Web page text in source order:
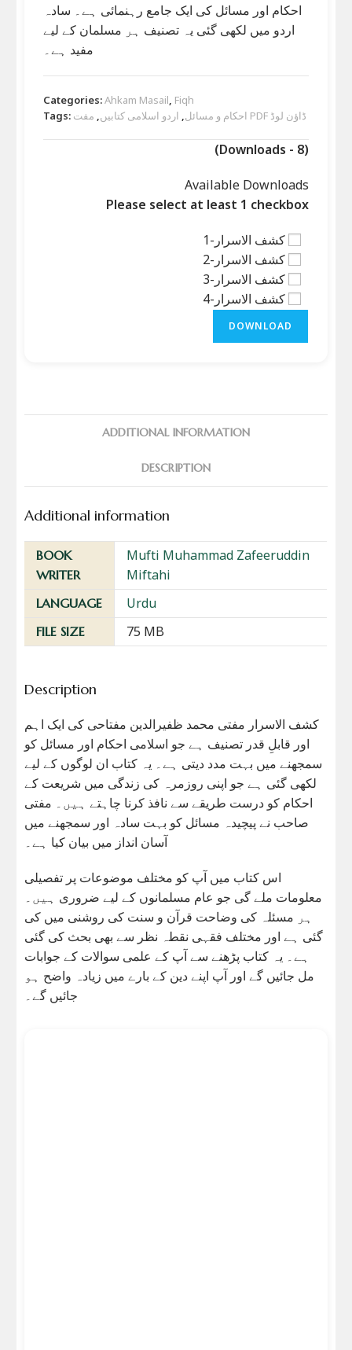
احکام اور مسائل کی ایک جامع رہنمائی ہے۔ سادہ
اردو میں لکھی گئی یہ تصنیف ہر مسلمان کے لیے
مفید ہے۔
Categories:Ahkam Masail, Fiqh
Tags:
احکام و مسائل, اردو اسلامی کتابیں, مفت PDF ڈاؤن لوڈ
(Downloads - 8)
Available Downloads
Please select at least 1 checkbox
کشف الاسرار-1
کشف الاسرار-2
کشف الاسرار-3
کشف الاسرار-4
DOWNLOAD
ADDITIONAL INFORMATION
DESCRIPTION
Additional information
BOOK
WRITER
Mufti Muhammad Zafeeruddin
Miftahi
LANGUAGE Urdu
FILE SIZE 75 MB
Description
کشف الاسرار مفتی محمد ظفیرالدین مفتاحی کی ایک اہم
اور قابلِ قدر تصنیف ہے جو اسلامی احکام اور مسائل کو
سمجھنے میں بہت مدد دیتی ہے۔ یہ کتاب ان لوگوں کے لیے
لکھی گئی ہے جو اپنی روزمرہ کی زندگی میں شریعت کے
احکام کو درست طریقے سے نافذ کرنا چاہتے ہیں۔ مفتی
صاحب نے پیچیدہ مسائل کو بہت سادہ اور سمجھنے میں
آسان انداز میں بیان کیا ہے۔
اس کتاب میں آپ کو مختلف موضوعات پر تفصیلی
معلومات ملے گی جو عام مسلمانوں کے لیے ضروری ہیں۔
ہر مسئلہ کی وضاحت قرآن و سنت کی روشنی میں کی
گئی ہے اور مختلف فقہی نقطہ نظر سے بھی بحث کی گئی
ہے۔ یہ کتاب پڑھنے سے آپ کے علمی سوالات کے جوابات
مل جائیں گے اور آپ اپنے دین کے بارے میں زیادہ واضح ہو
جائیں گے۔